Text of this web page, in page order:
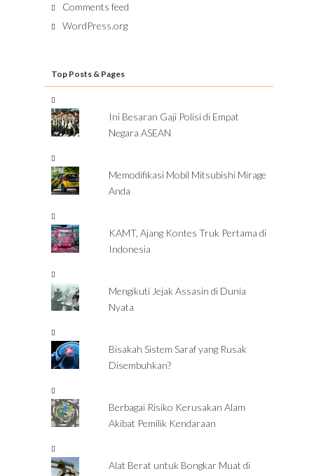
Comments feed
WordPress.org
Top Posts & Pages
Ini Besaran Gaji Polisi di Empat
Negara ASEAN
Memodifikasi Mobil Mitsubishi Mirage
Anda
KAMT, Ajang Kontes Truk Pertama di
Indonesia
Mengikuti Jejak Assasin di Dunia
Nyata
Bisakah Sistem Saraf yang Rusak
Disembuhkan?
Berbagai Risiko Kerusakan Alam
Akibat Pemilik Kendaraan
Alat Berat untuk Bongkar Muat di